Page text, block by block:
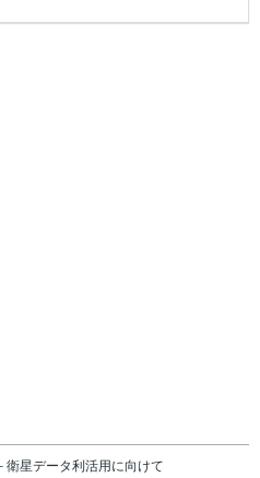
衛星データ利活用に向けて